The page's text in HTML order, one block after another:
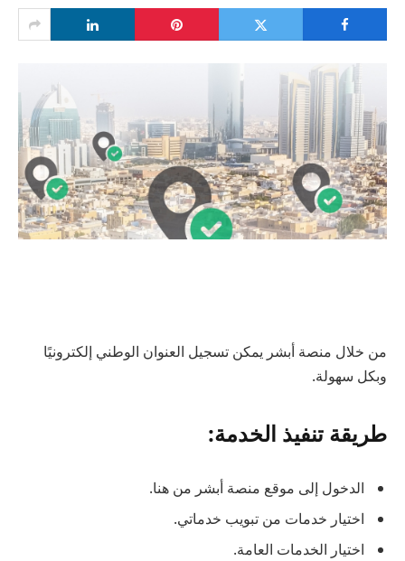
من خلال منصة أبشر يمكن تسجيل العنوان الوطني إلكترونيًا
وبكل سهولة.
طريقة تنفيذ الخدمة:
الدخول إلى موقع منصة أبشر من هنا.
اختيار خدمات من تبويب خدماتي.
اختيار الخدمات العامة.